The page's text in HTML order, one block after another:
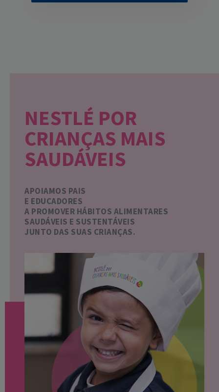
NESTLÉ POR
CRIANÇAS MAIS
SAUDÁVEIS
APOIAMOS PAIS
E EDUCADORES
A PROMOVER HÁBITOS ALIMENTARES
SAUDÁVEIS E SUSTENTÁVEIS
JUNTO DAS SUAS CRIANÇAS.